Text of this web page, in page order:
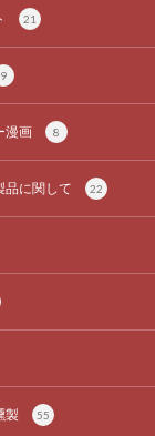
21
9
漫画 8
品に関して 22
製 55